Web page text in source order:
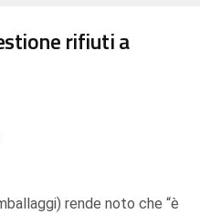
rifiuti a
rende noto che “è